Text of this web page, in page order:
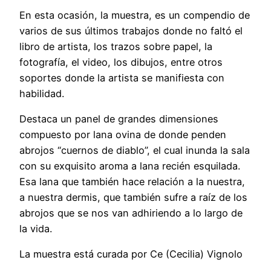
En esta ocasión, la muestra, es un compendio de
varios de sus últimos trabajos donde no faltó el
libro de artista, los trazos sobre papel, la
fotografía, el video, los dibujos, entre otros
soportes donde la artista se manifiesta con
habilidad.
Destaca un panel de grandes dimensiones
compuesto por lana ovina de donde penden
abrojos “cuernos de diablo”, el cual inunda la sala
con su exquisito aroma a lana recién esquilada.
Esa lana que también hace relación a la nuestra,
a nuestra dermis, que también sufre a raíz de los
abrojos que se nos van adhiriendo a lo largo de
la vida.
La muestra está curada por Ce (Cecilia) Vignolo